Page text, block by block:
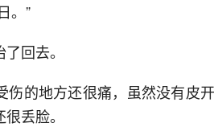
。”
回去。
伤的地方还很痛，虽然没有皮
丢脸。